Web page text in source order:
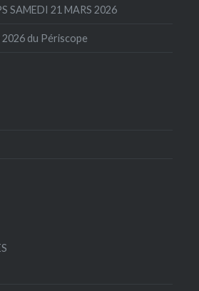
SAMEDI 21 MARS 2026
du Périscope